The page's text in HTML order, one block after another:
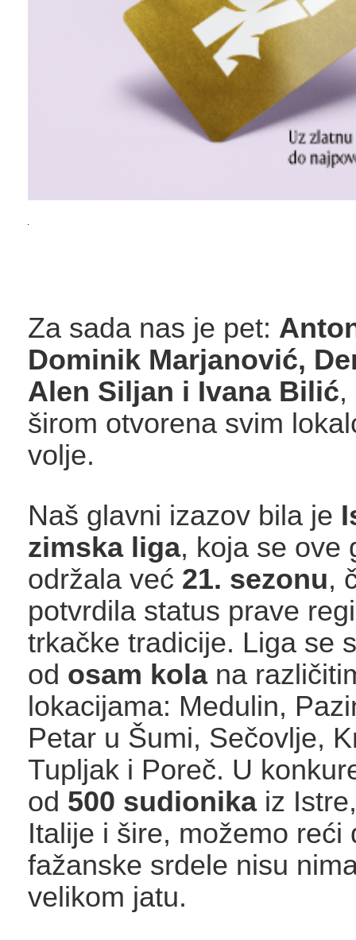
Za sada nas je pet:
Dominik Marjanović,
Alen Siljan i Ivana Bilić,
širom otvorena svim
volje.
Naš glavni izazov bila je
zimska liga, koja se ove
održala već 21. sezonu,
potvrdila status prave
trkačke tradicije. Liga se
od osam kolana
lokacijama: Medulin,
Petar u Šumi, Sečovlje,
Tupljak i Poreč. U
od 500 sudionikaiz
Italije i šire, možemo reći
fažanske srdele nisu
velikom jatu.